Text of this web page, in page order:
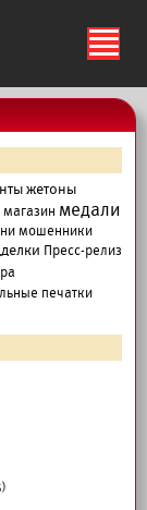
ś
жетоны
магазин медали
мошенники
Пресс-релиз
печатки